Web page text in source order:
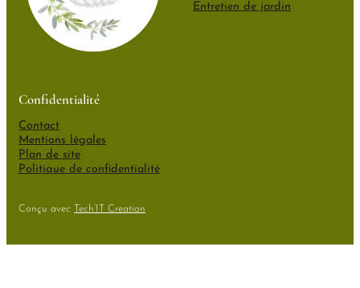
Entretien de jardin
Confidentialité
Contact
Mentions légales
Plan de site
Politique de confidentialité
Conçu avec Tech’IT Creation